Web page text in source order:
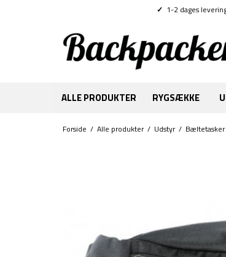
✓ 1-2 dages
ALLE PRODUKTER RYGSÆKKE
Forside / Alle produkter/ Udstyr/ Bæltetasker